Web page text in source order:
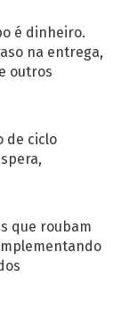
é dinheiro.
na entrega,
outros
de ciclo
que roubam